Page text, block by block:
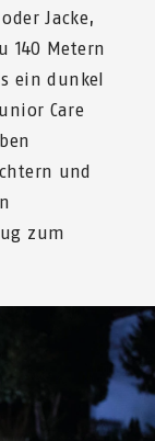
Jacke,
140 Metern
ein dunkel
Care
und
zum